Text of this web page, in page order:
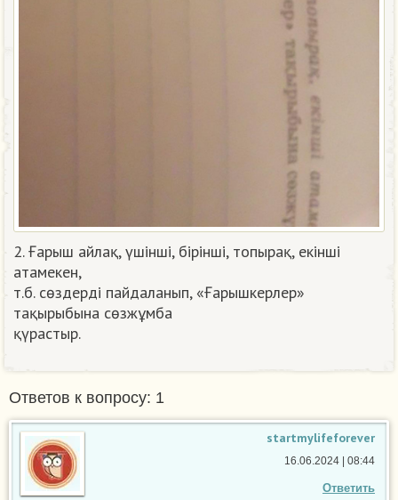
2. Ғарыш айлақ, үшінші, бірінші, топырақ, екінші
атамекен,
т.б. сөздерді пайдаланып, «Ғарышкерлер»
тақырыбына сөзжұмба
қүрастыр.​
Ответов к вопросу: 1
startmylifeforever
Ответить
16.06.2024 | 08:44